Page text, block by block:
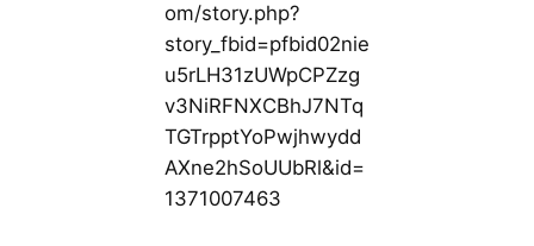
om/story.php?
story_fbid=pfbid02nie
u5rLH31zUWpCPZzg
v3NiRFNXCBhJ7NTq
TGTrpptYoPwjhwydd
AXne2hSoUUbRl&id=
1371007463